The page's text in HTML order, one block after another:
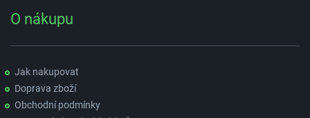
O nákupu
Jak nakupovat
Doprava zboží
Obchodní podmínky